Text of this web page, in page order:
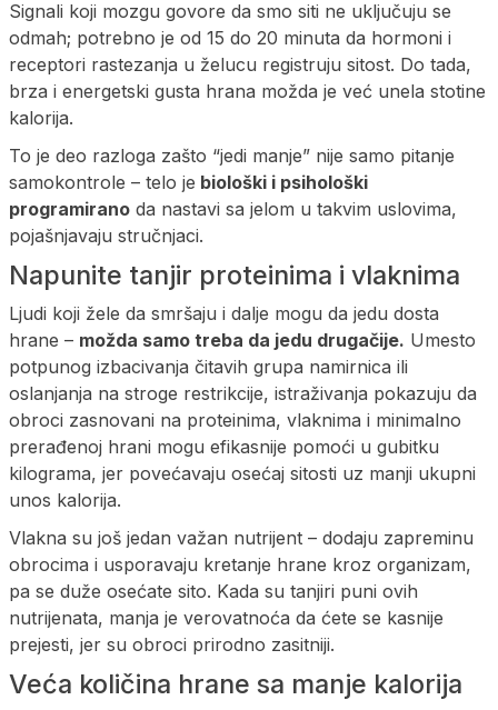
Signali koji mozgu govore da smo siti ne uključuju se
odmah; potrebno je od 15 do 20 minuta da hormoni i
receptori rastezanja u želucu registruju sitost. Do tada,
brza i energetski gusta hrana možda je već unela stotine
kalorija.
To je deo razloga zašto “jedi manje” nije samo pitanje
samokontrole – telo je biološki i psihološki
programirano da nastavi sa jelom u takvim uslovima,
pojašnjavaju stručnjaci.
Napunite tanjir proteinima i vlaknima
Ljudi koji žele da smršaju i dalje mogu da jedu dosta
hrane – možda samo treba da jedu drugačije. Umesto
potpunog izbacivanja čitavih grupa namirnica ili
oslanjanja na stroge restrikcije, istraživanja pokazuju da
obroci zasnovani na proteinima, vlaknima i minimalno
prerađenoj hrani mogu efikasnije pomoći u gubitku
kilograma, jer povećavaju osećaj sitosti uz manji ukupni
unos kalorija.
Vlakna su još jedan važan nutrijent – dodaju zapreminu
obrocima i usporavaju kretanje hrane kroz organizam,
pa se duže osećate sito. Kada su tanjiri puni ovih
nutrijenata, manja je verovatnoća da ćete se kasnije
prejesti, jer su obroci prirodno zasitniji.
Veća količina hrane sa manje kalorija